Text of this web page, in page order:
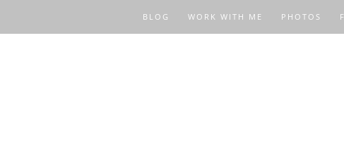
BLOG WORK WITH ME PHOTOS